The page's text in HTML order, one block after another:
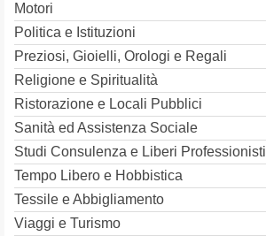
Motori
Politica e Istituzioni
Preziosi, Gioielli, Orologi e Regali
Religione e Spiritualità
Ristorazione e Locali Pubblici
Sanità ed Assistenza Sociale
Studi Consulenza e Liberi Professionisti
Tempo Libero e Hobbistica
Tessile e Abbigliamento
Viaggi e Turismo